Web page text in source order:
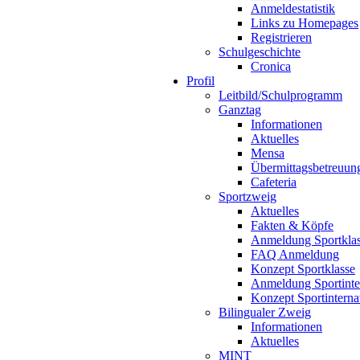
Anmeldestatistik
Links zu Homepages
Registrieren
Schulgeschichte
Cronica
Profil
Leitbild/Schulprogramm
Ganztag
Informationen
Aktuelles
Mensa
Cafeteria
Sportzweig
Aktuelles
Fakten & Köpfe
Anmeldung
FAQ Anmeldung
Konzept Sportklasse
Anmeldung
Konzept
Bilingualer Zweig
Informationen
Aktuelles
MINT